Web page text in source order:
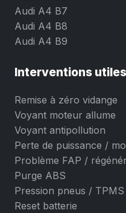
Audi A4 B7
Audi A4 B8
Audi A4 B9
Interventions utiles
Remise à zéro vidange
Voyant moteur allume
Voyant antipollution
Perte de puissance /
Problème FAP /
Purge ABS
Pression pneus / TPMS
Reset batterie